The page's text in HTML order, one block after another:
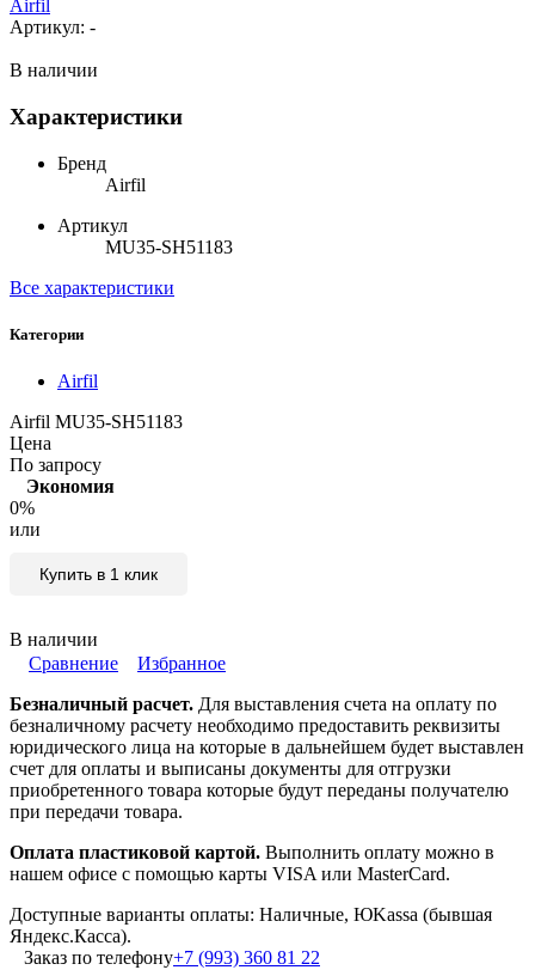
Airfil
Артикул: -
В наличии
Характеристики
Бренд
Airfil
Артикул
MU35-SH51183
Все характеристики
Категории
Airfil
Airfil MU35-SH51183
Цена
По запросу
Экономия
0%
или
Купить в 1 клик
В наличии
Сравнение
Избранное
Безналичный расчет. Для выставления счета на оплату по
безналичному расчету необходимо предоставить реквизиты
юридического лица на которые в дальнейшем будет выставлен
счет для оплаты и выписаны документы для отгрузки
приобретенного товара которые будут переданы получателю
при передачи товара.
Оплата пластиковой картой. Выполнить оплату можно в
нашем офисе с помощью карты VISA или MasterCard.
Доступные варианты оплаты: Наличные, ЮKassa (бывшая
Яндекс.Касса).
Заказ по телефону+7 (993) 360 81 22